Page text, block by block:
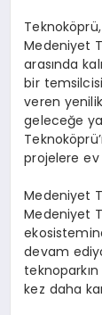
Medeniyet
arasında
bir
veren
geleceğe
projelere ev
Medeniyet
Medeniyet
devam
kez daha